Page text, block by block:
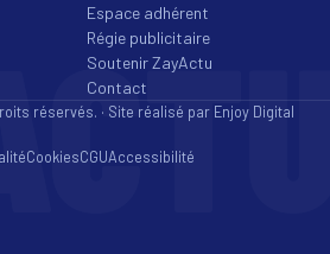
Espace adhérent
Régie publicitaire
Soutenir ZayActu
Contact
réservés. · Site réalisé par Enjoy Digital
CookiesCGUAccessibilité